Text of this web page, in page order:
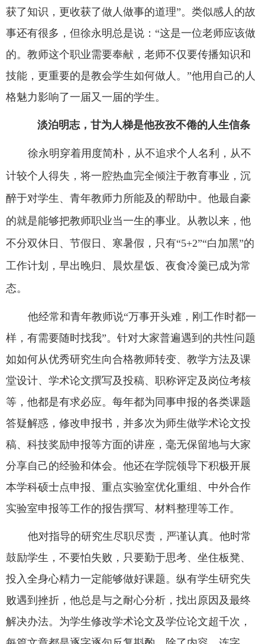
获了知识，更收获了做人做事的道理”。类似感人的故
事还有很多，但徐永明总是说：“这是一位老师应该做
的。教师这个职业需要奉献，老师不仅要传播知识和
技能，更重要的是教会学生如何做人。”他用自己的人
格魅力影响了一届又一届的学生。
淡泊明志，甘为人梯是他孜孜不倦的人生信条
徐永明穿着用度简朴，从不追求个人名利，从不
计较个人得失，将一腔热血完全倾注于教育事业，沉
醉于对学生、青年教师力所能及的帮助中。他最自豪
的就是能够把教师职业当一生的事业。从教以来，他
不分双休日、节假日、寒暑假，只有“5+2”“白加黑”的
工作计划，早出晚归、晨炊星饭、夜食冷羹已成为常
态。
他经常和青年教师说“万事开头难，刚工作时都一
样，有需要随时找我”。针对大家普遍遇到的共性问题
如如何从优秀研究生向合格教师转变、教学方法及课
堂设计、学术论文撰写及投稿、职称评定及岗位考核
等，他都是有求必应。每年都为同事申报的各类课题
答疑解惑，修改申报书，并多次为师生做学术论文投
稿、科技奖励申报等方面的讲座，毫无保留地与大家
分享自己的经验和体会。他还在学院领导下积极开展
本学科硕士点申报、重点实验室优化重组、中外合作
实验室申报等工作的报告撰写、材料整理等工作。
他对指导的研究生尽职尽责，严谨认真。他时常
鼓励学生，不要怕失败，只要勤于思考、坐住板凳、
投入全身心精力一定能够做好课题。纵有学生研究失
败遇到挫折，他总是与之耐心分析，找出原因及最终
解决办法。为学生修改学术论文及学位论文超千次，